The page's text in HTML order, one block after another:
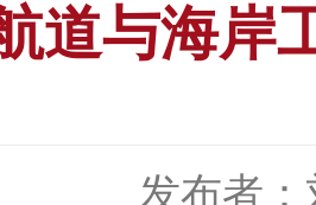
道与海岸
发布者：